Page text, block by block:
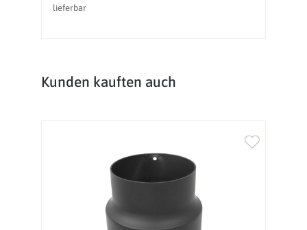
lieferbar
Produktgalerie überspringen
Kunden kauften auch